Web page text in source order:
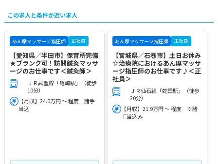
この求人と条件が近い求人
あん摩マッサージ指圧師 正社員
【愛知県／半田市】保育所完備
★ブランク可！訪問鍼灸マッサ
ージのお仕事です＜鍼灸師＞
ＪＲ武豊線「亀崎駅」（徒歩
10分）
【月収】24.0万円 ～ 程度 諸手
当込
あん摩マッサージ指圧師 正社員
【宮城県／石巻市】土日お休み
☆治療院におけるあん摩マッサ
ージ指圧師のお仕事です♪＜正
社員＞
ＪＲ仙石線「蛇田駅」（徒歩
20分）
【月収】21.9万円 ～ 程度 ※諸
手当込み